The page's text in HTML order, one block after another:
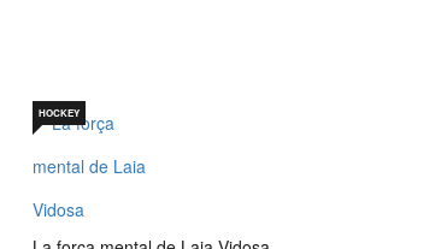
HOCKEY